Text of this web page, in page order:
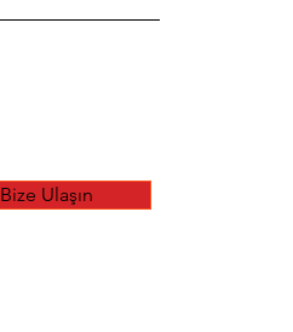
Bize Ulaşın